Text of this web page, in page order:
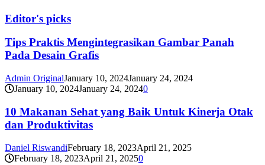
Editor's picks
Tips Praktis Mengintegrasikan Gambar Panah
Pada Desain Grafis
Admin OriginalJanuary 10, 2024January 24, 2024
January 10, 2024January 24, 20240
10 Makanan Sehat yang Baik Untuk Kinerja Otak
dan Produktivitas
Daniel RiswandiFebruary 18, 2023April 21, 2025
February 18, 2023April 21, 20250